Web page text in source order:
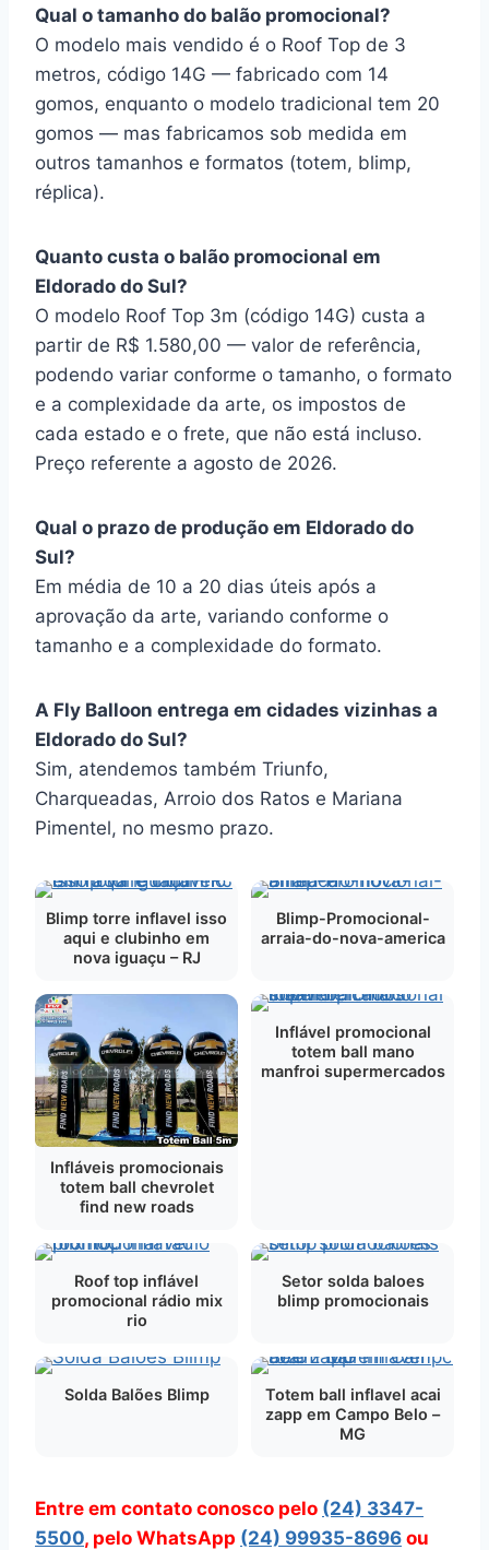
Qual o tamanho do balão promocional?
O modelo mais vendido é o Roof Top de 3
metros, código 14G — fabricado com 14
gomos, enquanto o modelo tradicional tem 20
gomos — mas fabricamos sob medida em
outros tamanhos e formatos (totem, blimp,
réplica).
Quanto custa o balão promocional em
Eldorado do Sul?
O modelo Roof Top 3m (código 14G) custa a
partir de R$ 1.580,00 — valor de referência,
podendo variar conforme o tamanho, o formato
e a complexidade da arte, os impostos de
cada estado e o frete, que não está incluso.
Preço referente a agosto de 2026.
Qual o prazo de produção em Eldorado do
Sul?
Em média de 10 a 20 dias úteis após a
aprovação da arte, variando conforme o
tamanho e a complexidade do formato.
A Fly Balloon entrega em cidades vizinhas a
Eldorado do Sul?
Sim, atendemos também Triunfo,
Charqueadas, Arroio dos Ratos e Mariana
Pimentel, no mesmo prazo.
Blimp torre inflavel isso
aqui e clubinho em
nova iguaçu – RJ
Blimp-Promocional-
arraia-do-nova-america
Infláveis promocionais
totem ball chevrolet
find new roads
Inflável promocional
totem ball mano
manfroi supermercados
Roof top inflável
promocional rádio mix
rio
Setor solda baloes
blimp promocionais
Solda Balões Blimp
Totem ball inflavel acai
zapp em Campo Belo –
MG
Entre em contato conosco pelo (24) 3347-
5500, pelo WhatsApp (24) 99935-8696 ou